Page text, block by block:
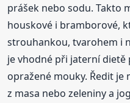
prášek nebo sodu. Takto
houskové i bramborové,
strouhankou, tvarohem i
je vhodné při jaterní dietě
opražené mouky. Ředit je
z masa nebo zeleniny a